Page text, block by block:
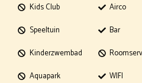
Kids Club
Speeltuin
Kinderzwembad
Aquapark
Airco
Bar
WIFI